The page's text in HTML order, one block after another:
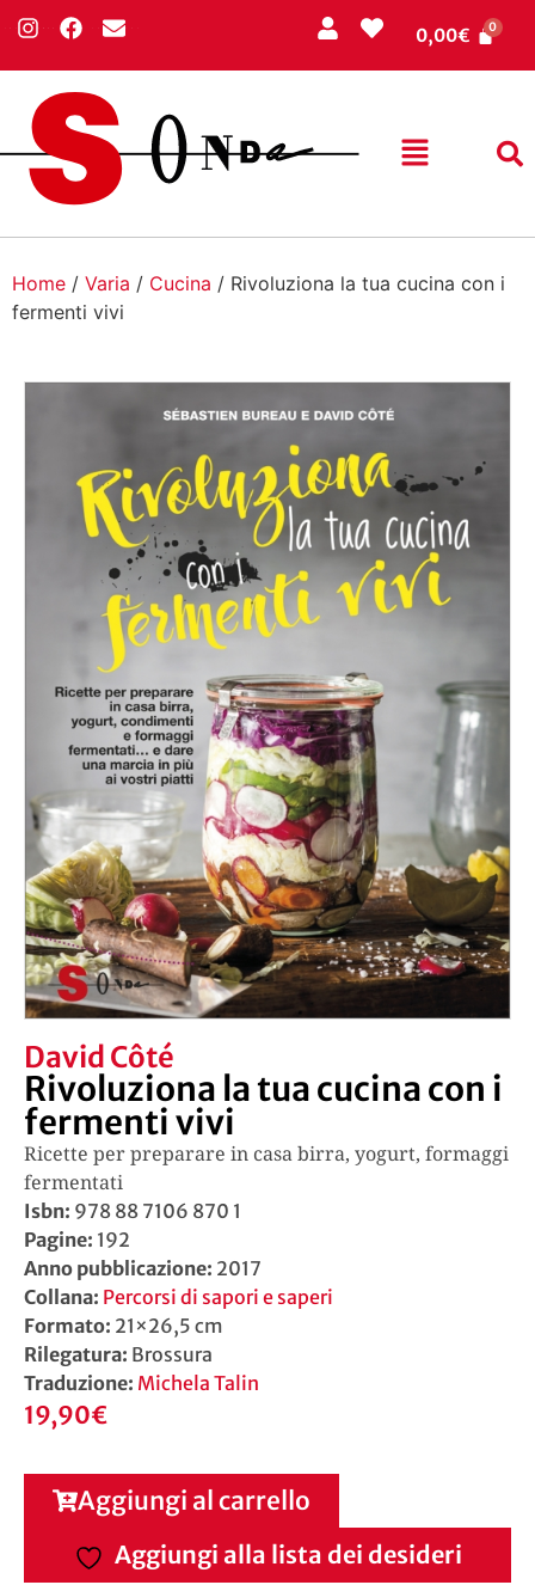
0,00€
Home / Varia / Cucina / Rivoluziona la tua cucina con i
fermenti vivi
David Côté
Rivoluziona la tua cucina con i
fermenti vivi
Ricette per preparare in casa birra, yogurt, formaggi
fermentati
Isbn: 978 88 7106 870 1
Pagine: 192
Anno pubblicazione: 2017
Collana: Percorsi di sapori e saperi
Formato: 21×26,5 cm
Rilegatura: Brossura
Traduzione: Michela Talin
19,90€
Aggiungi al carrello
Aggiungi alla lista dei desideri